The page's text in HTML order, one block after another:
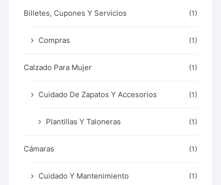
Billetes, Cupones Y Servicios (1)
Compras (1)
Calzado Para Mujer (1)
Cuidado De Zapatos Y Accesorios (1)
Plantillas Y Taloneras (1)
Cámaras (1)
Cuidado Y Mantenimiento (1)